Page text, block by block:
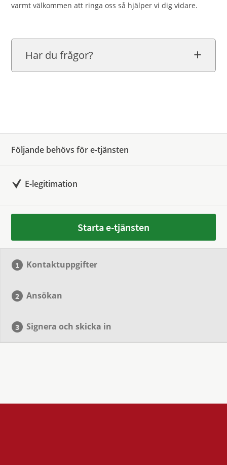
varmt välkommen att ringa oss så hjälper vi dig vidare.
Har du frågor?
Följande behövs för e-tjänsten
E-legitimation
Starta e-tjänsten
Kontaktuppgifter
Ansökan
Signera och skicka in